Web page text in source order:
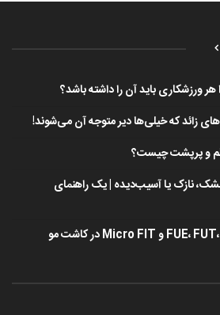
ورزشکاری باید آن را داشته باشد؟
زائد که خیلی‌ها دیر متوجه آن می‌شوند!
و پرپشت چیست؟
نازک یا آسیب‌دیده | یک راهنمای